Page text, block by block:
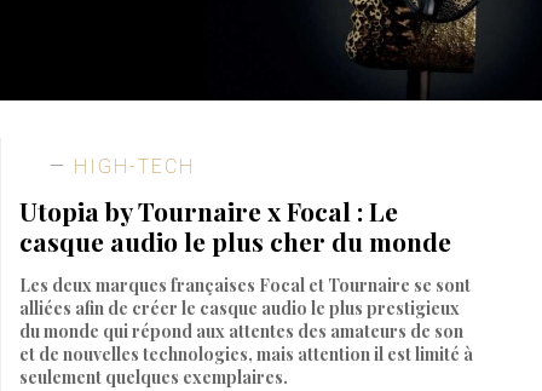
HIGH-TECH
Utopia by Tournaire x Focal : Le
casque audio le plus cher du monde
Les deux marques françaises Focal et Tournaire se sont
alliées afin de créer le casque audio le plus prestigieux
du monde qui répond aux attentes des amateurs de son
et de nouvelles technologies, mais attention il est limité à
seulement quelques exemplaires.